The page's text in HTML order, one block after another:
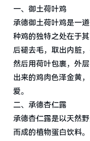
一、御土荷叶鸡
承德御土荷叶鸡是一
种鸡的独特之处在于
后褪去毛，取出内脏
然后用荷叶包裹，外
出来的鸡肉色泽金黄
爱。
二、承德杏仁露
承德杏仁露是以天然
而成的植物蛋白饮料